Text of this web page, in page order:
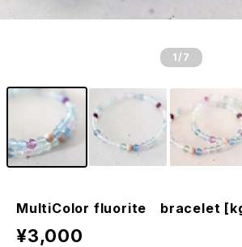
1 /7
MultiColor fluorite bracelet
¥3,000